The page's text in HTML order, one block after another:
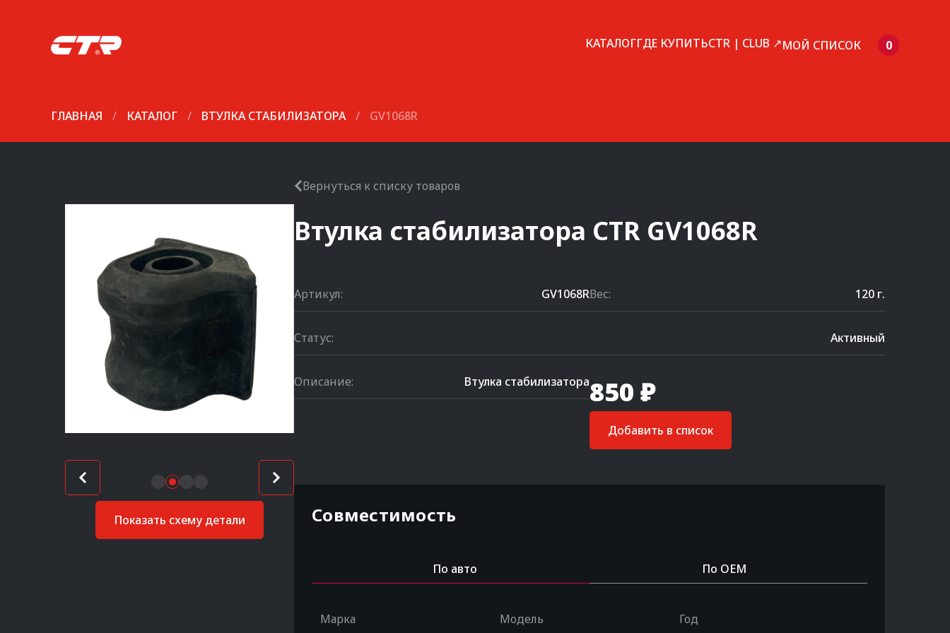
КАТАЛОГГДЕ КУПИТЬCTR | CLUB ↗МОЙ СПИСОК 0
ГЛАВНАЯ / КАТАЛОГ / ВТУЛКА СТАБИЛИЗАТОРА / GV1068R
Показать схему детали
Вернуться к списку товаров
Втулка стабилизатора CTR GV1068R
Артикул: GV1068RВес: 120 г.
Статус: Активный
Описание: Втулка стабилизатора850 ₽
Добавить в список
Совместимость
По авто По OEM
Марка Модель Год